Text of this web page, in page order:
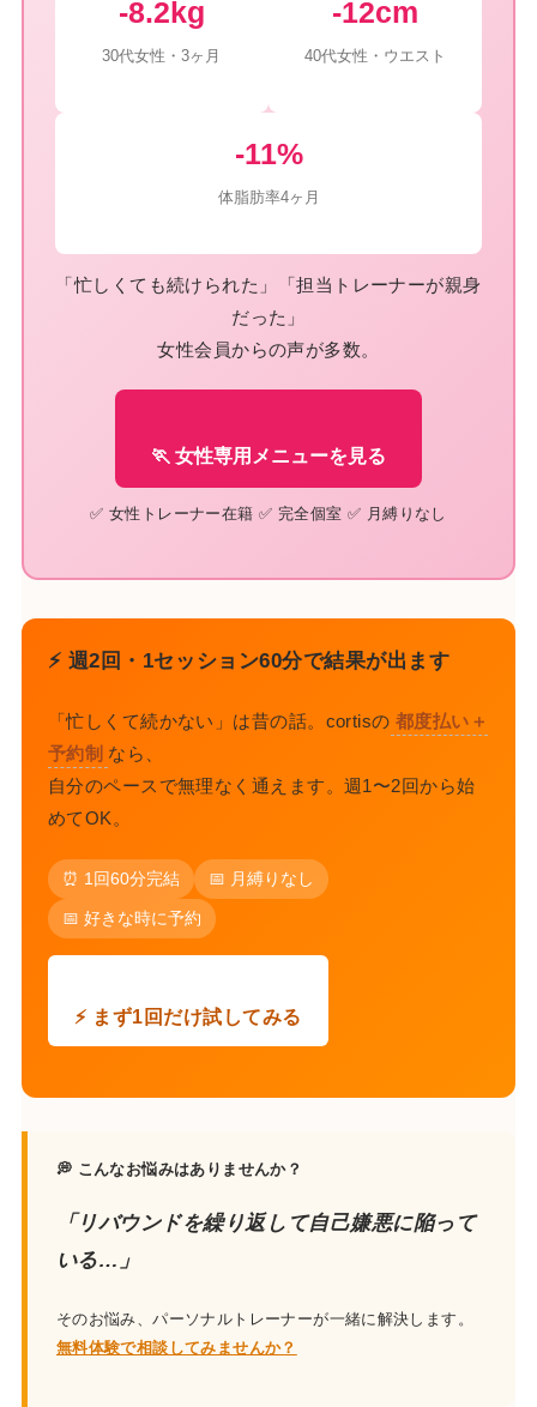
-8.2kg
30代女性・3ヶ月
-12cm
40代女性・ウエスト
-11%
体脂肪率4ヶ月
「忙しくても続けられた」「担当トレーナーが親身
だった」
女性会員からの声が多数。
🏃 女性専用メニューを見る
✅ 女性トレーナー在籍 ✅ 完全個室 ✅ 月縛りなし
⚡ 週2回・1セッション60分で結果が出ます
「忙しくて続かない」は昔の話。cortisの 都度払い＋
予約制 なら、
自分のペースで無理なく通えます。週1〜2回から始
めてOK。
⏰ 1回60分完結 📅 月縛りなし
📅 好きな時に予約
⚡ まず1回だけ試してみる
💭 こんなお悩みはありませんか？
「リバウンドを繰り返して自己嫌悪に陥って
いる…」
そのお悩み、パーソナルトレーナーが一緒に解決します。
無料体験で相談してみませんか？